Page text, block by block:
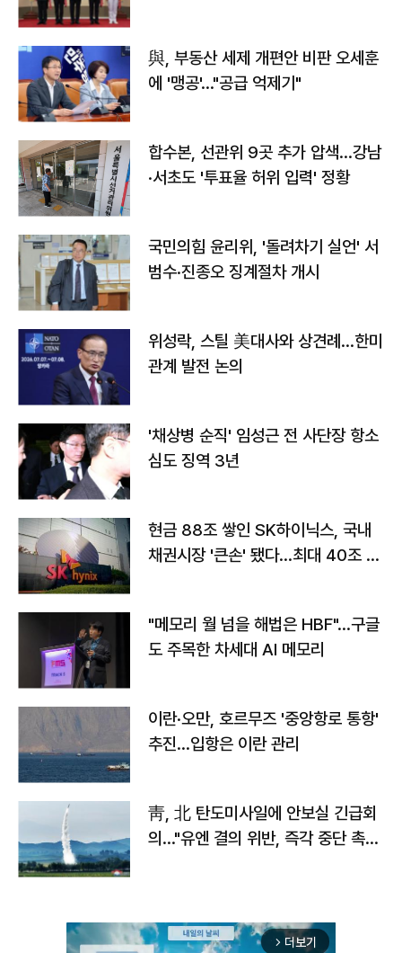
與, 부동산 세제 개편안 비판 오세훈
에 '맹공'…"공급 억제기"
합수본, 선관위 9곳 추가 압색…강남
·서초도 '투표율 허위 입력' 정황
국민의힘 윤리위, '돌려차기 실언' 서
범수·진종오 징계절차 개시
위성락, 스틸 美대사와 상견례…한미
관계 발전 논의
'채상병 순직' 임성근 전 사단장 항소
심도 징역 3년
현금 88조 쌓인 SK하이닉스, 국내
채권시장 '큰손' 됐다…최대 40조 투
"메모리 월 넘을 해법은 HBF"…구글
도 주목한 차세대 AI 메모리
이란·오만, 호르무즈 '중앙항로 통항'
추진…입항은 이란 관리
靑, 北 탄도미사일에 안보실 긴급회
의…"유엔 결의 위반, 즉각 중단 촉
arrow_forward_ios 더보기